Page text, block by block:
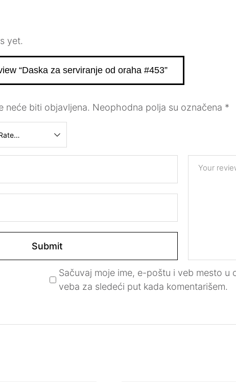
yet.
“Daska za serviranje od oraha #453”
neće biti objavljena. Neophodna polja su označena *
Your
Sačuvaj moje ime, e-poštu i veb mesto u
veba za sledeći put kada komentarišem.